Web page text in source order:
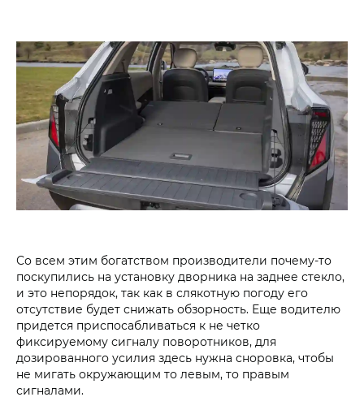
Со всем этим богатством производители почему-то
поскупились на установку дворника на заднее стекло,
и это непорядок, так как в слякотную погоду его
отсутствие будет снижать обзорность. Еще водителю
придется приспосабливаться к не четко
фиксируемому сигналу поворотников, для
дозированного усилия здесь нужна сноровка, чтобы
не мигать окружающим то левым, то правым
сигналами.